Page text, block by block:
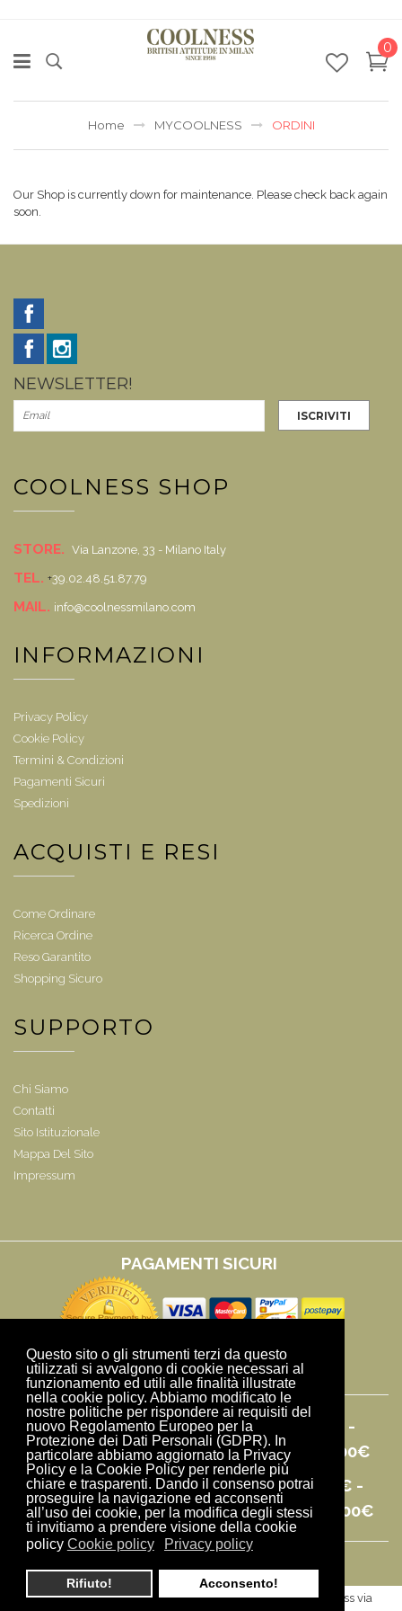
Questo sito o gli strumenti terzi da questo
utilizzati si avvalgono di cookie necessari al
funzionamento ed utili alle finalità illustrate
nella cookie policy. Abbiamo modificato le
nostre politiche per rispondere ai requisiti del
nuovo Regolamento Europeo per la
Protezione dei Dati Personali (GDPR). In
particolare abbiamo aggiornato la Privacy
Policy e la Cookie Policy per renderle più
chiare e trasparenti. Dando il consenso potrai
proseguire la navigazione ed acconsenti
all’uso dei cookie, per la modifica degli stessi
ti invitiamo a prendere visione della cookie
policy Cookie policy Privacy policy
Rifiuto! Acconsento!
0
Home MYCOOLNESS ORDINI
Our Shop is currently down for maintenance. Please check back again
soon.
NEWSLETTER!
COOLNESS SHOP
STORE. Via Lanzone, 33 - Milano Italy
TEL. +39.02.48.51.87.79
MAIL. info@coolnessmilano.com
INFORMAZIONI
Privacy Policy
Cookie Policy
Termini & Condizioni
Pagamenti Sicuri
Spedizioni
ACQUISTI E RESI
Come Ordinare
Ricerca Ordine
Reso Garantito
Shopping Sicuro
SUPPORTO
Chi Siamo
Contatti
Sito Istituzionale
Mappa Del Sito
Impressum
PAGAMENTI SICURI
SPEDIZIONE RAPIDA IN ITALIA 10,00€ -
GRATUITA CON ACQUISTI SOPRA I 60,00€
SPEDIZIONE RAPIDA IN EUROPA 20,00€ -
GRATUITA CON ACQUISTI SOPRA I 150,00€
© 2019COOLNESS- All Rights Reserved - Negozio Coolness via